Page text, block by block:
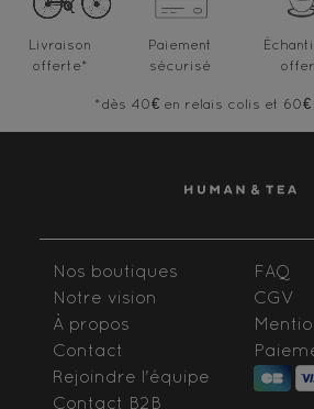
Livraison
offerte*
Paiement
sécurisé
*dès 40€ en relais colis et 60€
Nos boutiques
Notre vision
À propos
Contact
Rejoindre l'équipe
Contact B2B
FAQ
CGV